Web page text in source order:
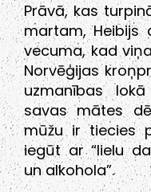
Prāvā, kas
martam, Heibijs
vecuma, kad
Norvēģijas
uzmanības
savas mātes
mūžu ir tiecies
iegūt ar “lielu
un alkohola”.